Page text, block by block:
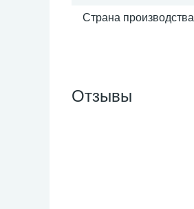
Страна производства
Отзывы